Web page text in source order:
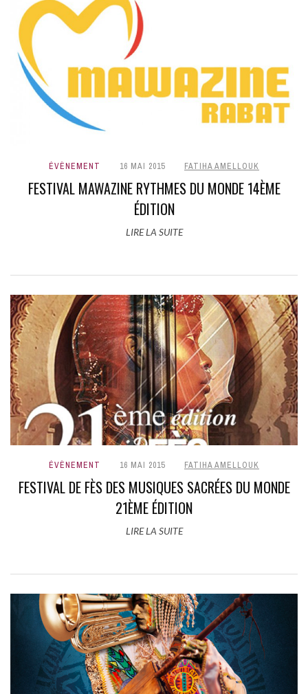
ÉVÈNEMENT 16 MAI 2015 FATIHA AMELLOUK
FESTIVAL MAWAZINE RYTHMES DU MONDE 14ÈME
ÉDITION
LIRE LA SUITE
ÉVÈNEMENT 16 MAI 2015 FATIHA AMELLOUK
FESTIVAL DE FÈS DES MUSIQUES SACRÉES DU MONDE
21ÈME ÉDITION
LIRE LA SUITE